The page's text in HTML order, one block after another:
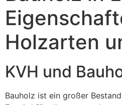
Holzarten
KVH und
Bauholz ist ein großer